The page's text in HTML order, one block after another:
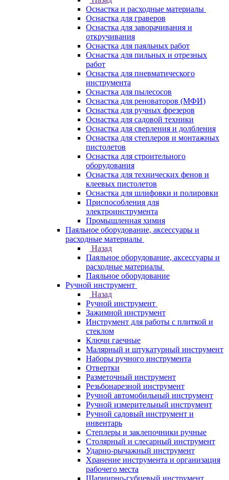
Оснастка и расходные материалы
Оснастка для граверов
Оснастка для заворачивания и
откручивания
Оснастка для паяльных работ
Оснастка для пильных и отрезных
работ
Оснастка для пневматического
инструмента
Оснастка для пылесосов
Оснастка для реноваторов (МФИ)
Оснастка для ручных фрезеров
Оснастка для садовой техники
Оснастка для сверления и долбления
Оснастка для степлеров и монтажных
пистолетов
Оснастка для строительного
оборудования
Оснастка для технических фенов и
клеевых пистолетов
Оснастка для шлифовки и полировки
Приспособления для
электроинструмента
Промышленная химия
Паяльное оборудование, аксессуары и
расходные материалы
Назад
Паяльное оборудование, аксессуары и
расходные материалы
Паяльное оборудование
Ручной инструмент
Назад
Ручной инструмент
Зажимной инструмент
Инструмент для работы с плиткой и
стеклом
Ключи гаечные
Малярный и штукатурный инструмент
Наборы ручного инструмента
Отвертки
Разметочный инструмент
Резьбонарезной инструмент
Ручной автомобильный инструмент
Ручной измерительный инструмент
Ручной садовый инструмент и
инвентарь
Степлеры и заклепочники ручные
Столярный и слесарный инструмент
Ударно-рычажный инструмент
Хранение инструмента и организация
рабочего места
Шарнирно-губцевый инструмент